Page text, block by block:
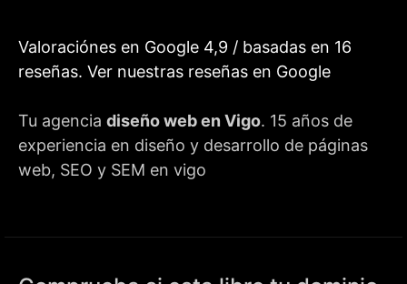
Valoraciónes en Google 4,9 / basadas en 16
reseñas. Ver nuestras reseñas en Google
Tu agencia diseño web en Vigo. 15 años de
experiencia en diseño y desarrollo de páginas
web, SEO y SEM en vigo